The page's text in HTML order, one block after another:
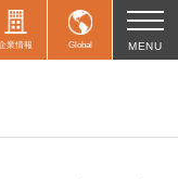
業情報 Global MENU